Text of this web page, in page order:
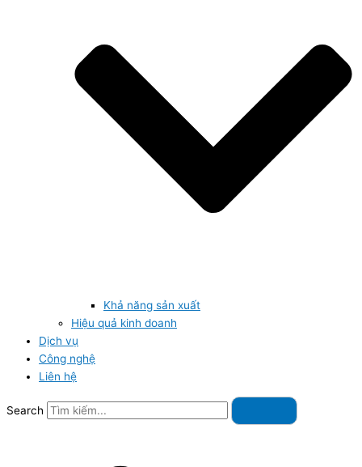
Khả năng sản xuất
Hiệu quả kinh doanh
Dịch vụ
Công nghệ
Liên hệ
Search